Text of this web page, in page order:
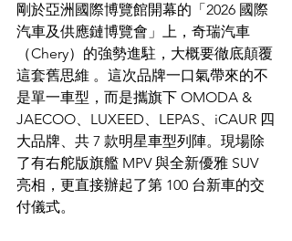
剛於亞洲國際博覽館開幕的「2026 國際
汽車及供應鏈博覽會」上，奇瑞汽車
（Chery）的強勢進駐，大概要徹底顛覆
這套舊思維 。這次品牌一口氣帶來的不
是單一車型，而是攜旗下 OMODA &
JAECOO、LUXEED、LEPAS、iCAUR 四
大品牌、共 7 款明星車型列陣。現場除
了有右舵版旗艦 MPV 與全新優雅 SUV
亮相，更直接辦起了第 100 台新車的交
付儀式。